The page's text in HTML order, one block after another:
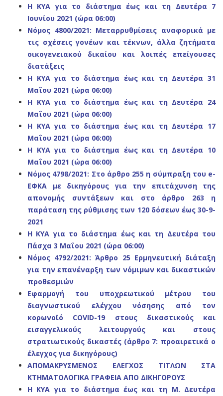
Η ΚΥΑ για το διάστημα έως και τη Δευτέρα 7
Ιουνίου 2021 (ώρα 06:00)
Νόμος 4800/2021: Μεταρρυθμίσεις αναφορικά με
τις σχέσεις γονέων και τέκνων, άλλα ζητήματα
οικογενειακού δικαίου και λοιπές επείγουσες
διατάξεις
Η ΚΥΑ για το διάστημα έως και τη Δευτέρα 31
Μαΐου 2021 (ώρα 06:00)
Η ΚΥΑ για το διάστημα έως και τη Δευτέρα 24
Μαΐου 2021 (ώρα 06:00)
Η ΚΥΑ για το διάστημα έως και τη Δευτέρα 17
Μαΐου 2021 (ώρα 06:00)
Η ΚΥΑ για το διάστημα έως και τη Δευτέρα 10
Μαΐου 2021 (ώρα 06:00)
Νόμος 4798/2021: Στο άρθρο 255 η σύμπραξη του e-
ΕΦΚΑ με δικηγόρους για την επιτάχυνση της
απονομής συντάξεων και στο άρθρο 263 η
παράταση της ρύθμισης των 120 δόσεων έως 30-9-
2021
Η ΚΥΑ για το διάστημα έως και τη Δευτέρα του
Πάσχα 3 Μαΐου 2021 (ώρα 06:00)
Νόμος 4792/2021: Άρθρο 25 Ερμηνευτική διάταξη
για την επανέναρξη των νόμιμων και δικαστικών
προθεσμιών
Εφαρμογή του υποχρεωτικού μέτρου του
διαγνωστικού ελέγχου νόσησης από τον
κορωνοϊό COVID-19 στους δικαστικούς και
εισαγγελικούς λειτουργούς και στους
στρατιωτικούς δικαστές (άρθρο 7: προαιρετικά ο
έλεγχος για δικηγόρους)
ΑΠΟΜΑΚΡΥΣΜΕΝΟΣ ΕΛΕΓΧΟΣ ΤΙΤΛΩΝ ΣΤΑ
ΚΤΗΜΑΤΟΛΟΓΙΚΑ ΓΡΑΦΕΙΑ ΑΠΟ ΔΙΚΗΓΟΡΟΥΣ
Η ΚΥΑ για το διάστημα έως και τη Μ. Δευτέρα